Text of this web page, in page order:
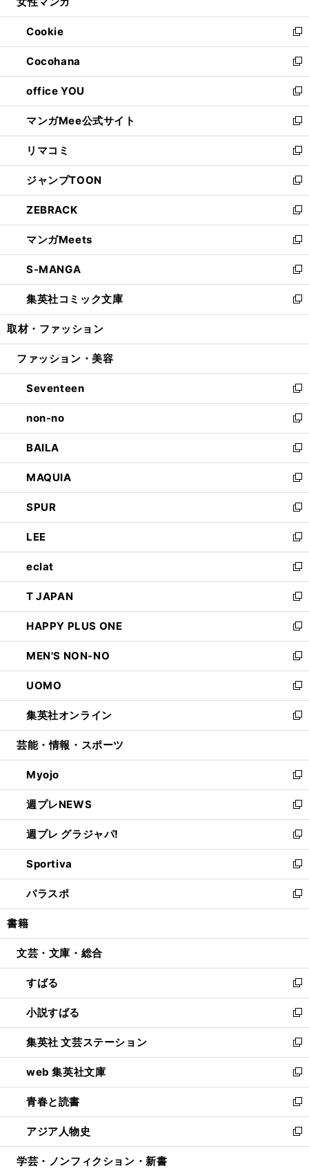
開
く
ウ
で
開
く
ン
ド
ウ
で
開
く
ウ
ィ
ン
ド
ウ
で
開
く
Cookie
新
し
い
ウ
ィ
ン
ド
ウ
で
開
く
Cocohana
新
し
い
ウ
ィ
ン
ド
ウ
で
開
く
office YOU
新
し
い
ウ
ィ
ン
ド
ウ
で
開
く
マンガMee公式サイト
新
し
い
ウ
ィ
ン
ド
ウ
で
開
く
リマコミ
新
し
い
ウ
ィ
ン
ド
ウ
で
開
く
ジャンプTOON
新
し
い
ウ
ィ
ン
ド
ウ
で
開
ZEBRACK
新
し
い
ウ
ィ
ン
ド
ウ
開
マンガMeets
新
し
い
ウ
ィ
ン
ウ
開
く
S-MANGA
新
し
い
ウ
ン
ウ
で
開
く
集英社コミック文庫
新
し
ウ
ン
ド
ウ
で
開
く
取材・ファッション
ファッション・美容
Seventeen
新
し
い
ウ
ィ
ン
ド
ウ
で
開
く
non-no
新
し
い
ウ
ィ
ン
ド
ウ
で
開
く
BAILA
新
し
い
ウ
ィ
ン
ド
ウ
で
開
く
MAQUIA
新
し
い
ウ
ィ
ン
ド
ウ
で
開
く
SPUR
新
し
い
ウ
ィ
ン
ド
ウ
で
開
く
LEE
新
し
い
ウ
ィ
ン
ド
ウ
で
開
く
eclat
新
し
い
ウ
ィ
ン
ド
ウ
で
開
く
T JAPAN
新
し
い
ウ
ィ
ン
ド
ウ
で
開
HAPPY PLUS ONE
新
し
い
ウ
ィ
ン
ド
ウ
開
く
MEN'S NON-NO
新
し
い
ウ
ィ
ン
ウ
で
開
く
UOMO
新
し
い
ウ
ン
ド
ウ
で
開
く
集英社オンライン
新
し
ウ
ィ
ン
ド
ウ
で
開
く
芸能・情報・スポーツ
Myojo
新
し
い
ウ
ィ
ン
ド
ウ
で
開
週プレNEWS
新
し
い
ウ
ィ
ン
ド
ウ
開
週プレ グラジャパ!
新
し
い
ウ
ィ
ン
ウ
開
く
Sportiva
新
し
い
ウ
ン
ウ
で
開
く
パラスポ
新
し
ウ
ン
ド
ウ
で
開
く
書籍
文芸・文庫・総合
すばる
新
し
い
ウ
ィ
ン
ド
ウ
で
開
く
小説すばる
新
し
い
ウ
ィ
ン
ド
ウ
で
開
集英社 文芸ステーション
新
し
い
ウ
ィ
ン
ド
ウ
web 集英社文庫
新
し
い
ウ
ィ
ン
青春と読書
新
し
い
ウ
アジア人物史
新
し
学芸・ノンフィクション・新書